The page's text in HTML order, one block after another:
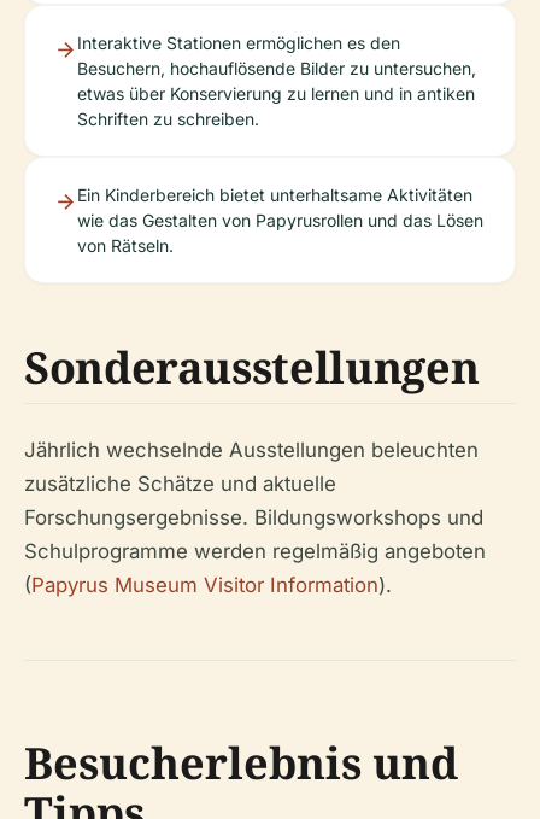
Interaktive Stationen ermöglichen es den
Besuchern, hochauflösende Bilder zu untersuchen,
etwas über Konservierung zu lernen und in antiken
Schriften zu schreiben.
Ein Kinderbereich bietet unterhaltsame Aktivitäten
wie das Gestalten von Papyrusrollen und das Lösen
von Rätseln.
Sonderausstellungen
Jährlich wechselnde Ausstellungen beleuchten
zusätzliche Schätze und aktuelle
Forschungsergebnisse. Bildungsworkshops und
Schulprogramme werden regelmäßig angeboten
(Papyrus Museum Visitor Information).
Besucherlebnis und